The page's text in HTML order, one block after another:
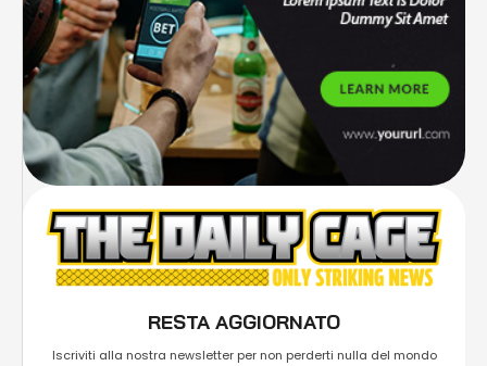
RESTA AGGIORNATO
Iscriviti alla nostra newsletter per non perderti nulla del mondo